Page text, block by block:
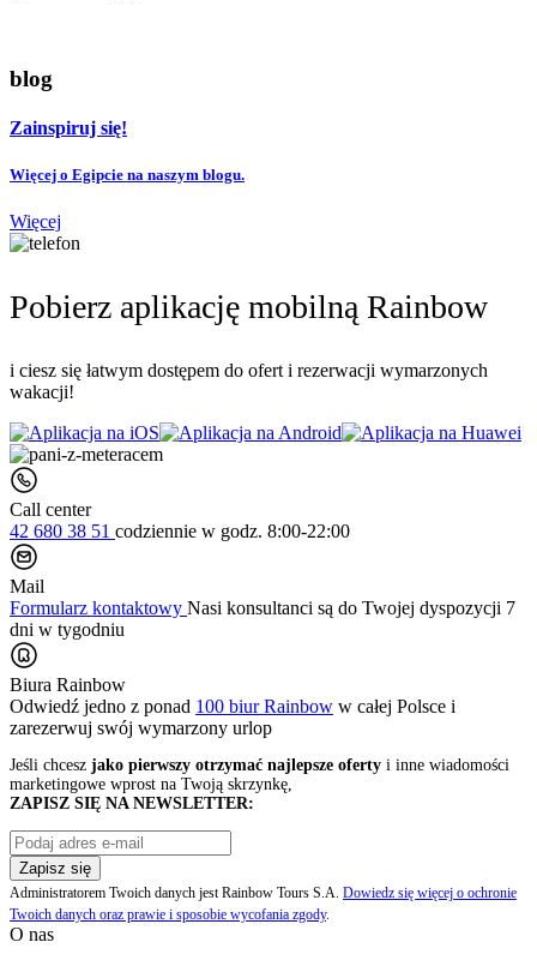
blog
Zainspiruj się!
Więcej o Egipcie na naszym blogu.
Więcej
Pobierz aplikację mobilną Rainbow
i ciesz się łatwym dostępem do ofert i rezerwacji wymarzonych
wakacji!
Call center
42 680 38 51 codziennie w godz. 8:00-22:00
Mail
Formularz kontaktowy Nasi konsultanci są do Twojej dyspozycji 7
dni w tygodniu
Biura Rainbow
Odwiedź jedno z ponad 100 biur Rainbow w całej Polsce i
zarezerwuj swój wymarzony urlop
Jeśli chcesz jako pierwszy otrzymać najlepsze oferty i inne wiadomości
marketingowe wprost na Twoją skrzynkę,
ZAPISZ SIĘ NA NEWSLETTER:
Zapisz się
Administratorem Twoich danych jest Rainbow Tours S.A. Dowiedz się więcej o ochronie
Twoich danych oraz prawie i sposobie wycofania zgody.
O nas